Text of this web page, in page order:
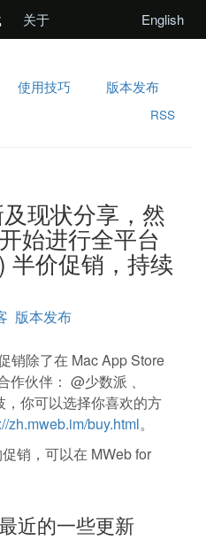
关于 English
使用技巧 版本发布
RSS
现状分享，然
始进行全平台
半价促销，持续
版本发布
销除了在 Mac App Store
伙伴： @少数派 、
，你可以选择你喜欢的方
zh.mweb.im/buy.html。
销，可以在 MWeb for
近的一些更新